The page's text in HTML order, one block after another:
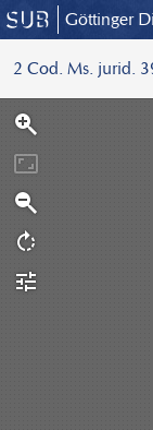
Göttinger
2 Cod. Ms. jurid.